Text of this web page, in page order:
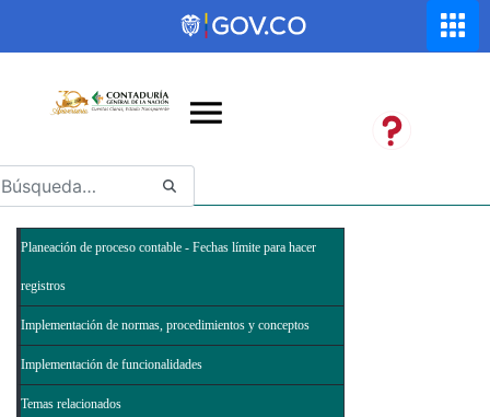
Saltar al contenido principal
Abrir menú de accesibilidad
Planeación de proceso contable - Fechas límite para hacer
registros
Implementación de normas, procedimientos y conceptos
Implementación de funcionalidades
Temas relacionados